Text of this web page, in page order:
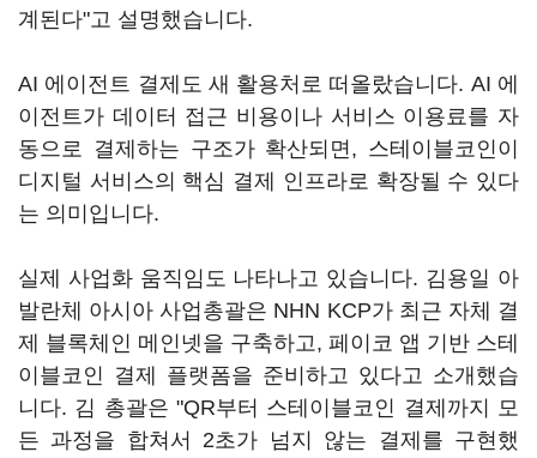
계된다"고 설명했습니다.
AI 에이전트 결제도 새 활용처로 떠올랐습니다. AI 에
이전트가 데이터 접근 비용이나 서비스 이용료를 자
동으로 결제하는 구조가 확산되면, 스테이블코인이
디지털 서비스의 핵심 결제 인프라로 확장될 수 있다
는 의미입니다.
실제 사업화 움직임도 나타나고 있습니다. 김용일 아
발란체 아시아 사업총괄은 NHN KCP가 최근 자체 결
제 블록체인 메인넷을 구축하고, 페이코 앱 기반 스테
이블코인 결제 플랫폼을 준비하고 있다고 소개했습
니다. 김 총괄은 "QR부터 스테이블코인 결제까지 모
든 과정을 합쳐서 2초가 넘지 않는 결제를 구현했